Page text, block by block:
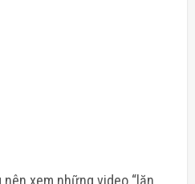
xem những video “lăn